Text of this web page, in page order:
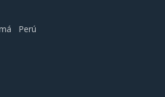
Perú